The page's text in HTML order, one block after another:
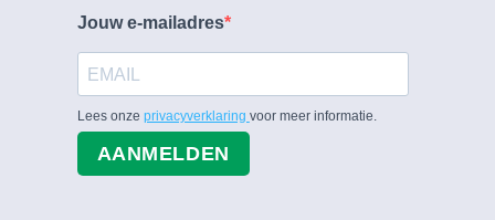
Jouw e-mailadres
Lees onze privacyverklaring voor meer informatie.
AANMELDEN